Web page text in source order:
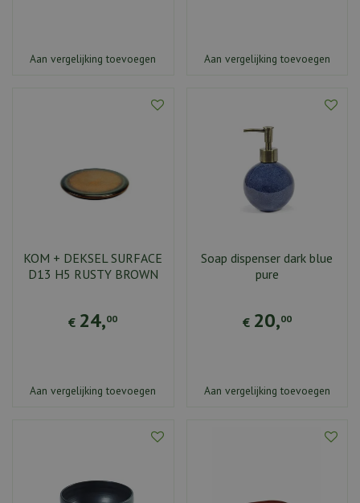
Aan vergelijking toevoegen Aan vergelijking toevoegen
KOM + DEKSEL SURFACE
D13 H5 RUSTY BROWN
€ 24,00
Aan vergelijking toevoegen
Soap dispenser dark blue
pure
€ 20,00
Aan vergelijking toevoegen